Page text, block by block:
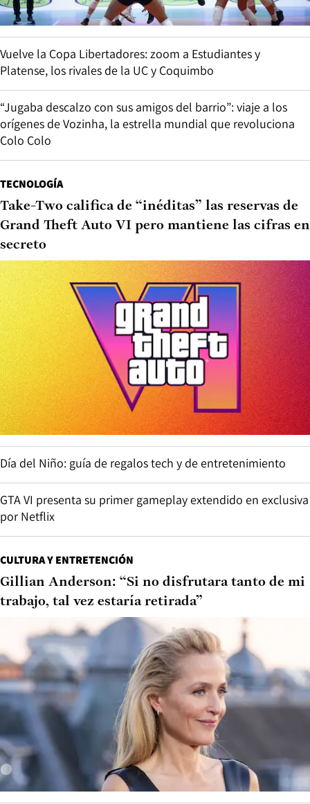
Vuelve la Copa Libertadores: zoom a Estudiantes y
Platense, los rivales de la UC y Coquimbo
“Jugaba descalzo con sus amigos del barrio”: viaje a los
orígenes de Vozinha, la estrella mundial que revoluciona
Colo Colo
TECNOLOGÍA
Take-Two califica de “inéditas” las reservas de
Grand Theft Auto VI pero mantiene las cifras en
secreto
Día del Niño: guía de regalos tech y de entretenimiento
GTA VI presenta su primer gameplay extendido en exclusiva
por Netflix
CULTURA Y ENTRETENCIÓN
Gillian Anderson: “Si no disfrutara tanto de mi
trabajo, tal vez estaría retirada”